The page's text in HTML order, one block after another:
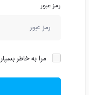
رمز عبور
مرا به خاطر بسپار